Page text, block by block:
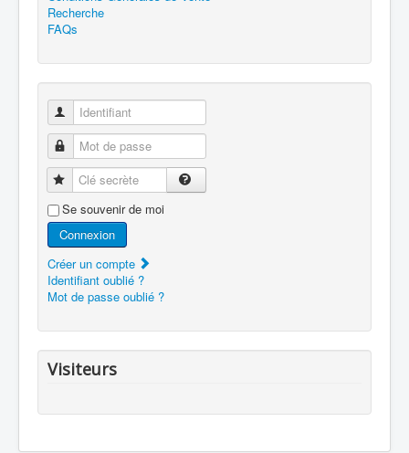
Recherche
FAQs
Identifiant
Mot de passe
Clé secrète
Se souvenir de moi
Connexion
Créer un compte
Identifiant oublié ?
Mot de passe oublié ?
Visiteurs